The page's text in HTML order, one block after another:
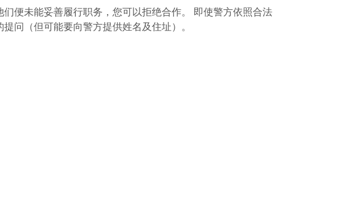
便未能妥善履行职务，您可以拒绝合作。 即使警方依照合法
问（但可能要向警方提供姓名及住址）。